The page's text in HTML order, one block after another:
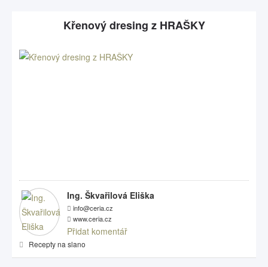
Křenový dresing z HRAŠKY
Ing. Škvařilová Eliška
info@ceria.cz
www.ceria.cz
Přidat komentář
Recepty na slano